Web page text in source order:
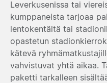
Leverkusenissa tai
kumppaneista tarjoaa
lentokentältä tai
opastetun
kätevä
vahvistuvat yhtä aikaa.
paketti tarkalleen